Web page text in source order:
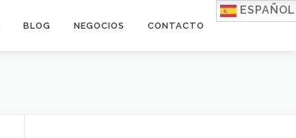
BLOG NEGOCIOS CONTACTO
ESPAÑOL